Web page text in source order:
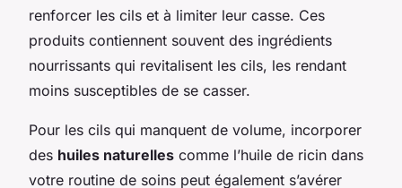
renforcer les cils et à limiter leur casse. Ces
produits contiennent souvent des ingrédients
nourrissants qui revitalisent les cils, les rendant
moins susceptibles de se casser.
Pour les cils qui manquent de volume, incorporer
des huiles naturelles comme l’huile de ricin dans
votre routine de soins peut également s’avérer